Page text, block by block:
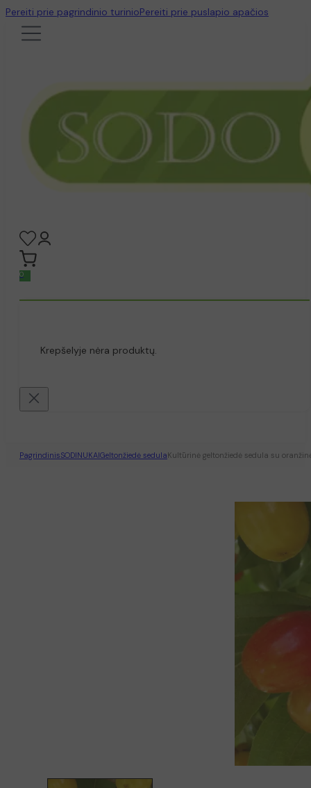
Pereiti prie pagrindinio turinioPereiti prie puslapio apačios
0
Krepšelyje nėra produktų.
PagrindinisSODINUKAIGeltonžiedė sedulaKultūrinė geltonžiedė sedula su